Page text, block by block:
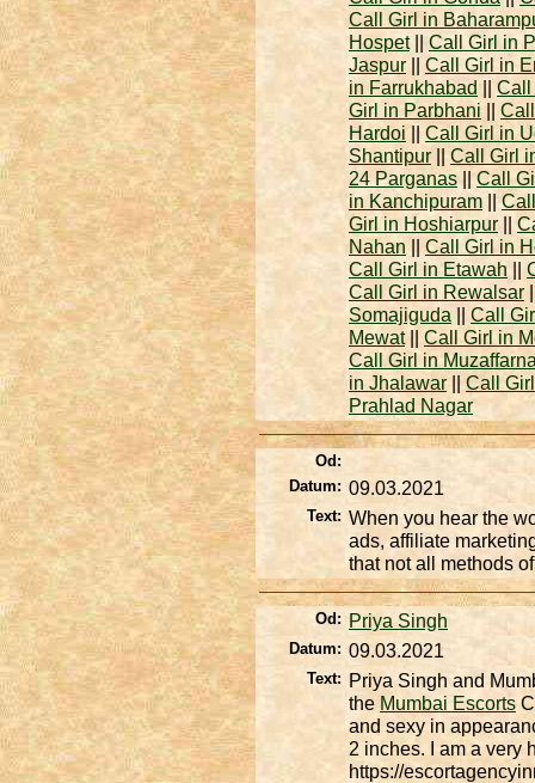
Call Girl in
Hospet|| Call Girl in
Jaspur || Call Girl in
in Farrukhabad || Call
Girl in Parbhani ||
Hardoi || Call Girl in
Shantipur || Call Girl
24 Parganas ||Call
in Kanchipuram ||
Girl in Hoshiarpur ||
Nahan || Call Girl in
Call Girl in Etawah ||
Call Girl in Rewalsar
Somajiguda || Call
Mewat|| Call Girl in
Call Girl in
in Jhalawar|| Call
Prahlad Nagar
Od:
Datum: 09.03.2021
Text: When you hear the
ads, affiliate
that not all methods
Od: Priya Singh
Datum: 09.03.2021
Text: Priya Singh and
the Mumbai Escorts
and sexy in
2 inches. I am a very
https://